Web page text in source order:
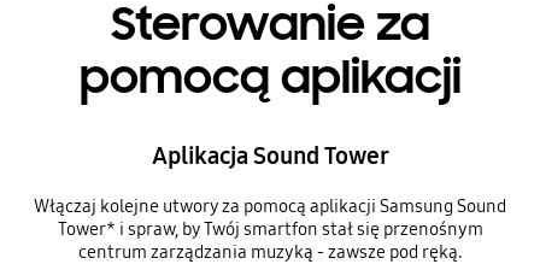
Sterowanie za
pomocą aplikacji
Aplikacja Sound Tower
Włączaj kolejne utwory za pomocą aplikacji Samsung Sound
Tower* i spraw, by Twój smartfon stał się przenośnym
centrum zarządzania muzyką - zawsze pod ręką.